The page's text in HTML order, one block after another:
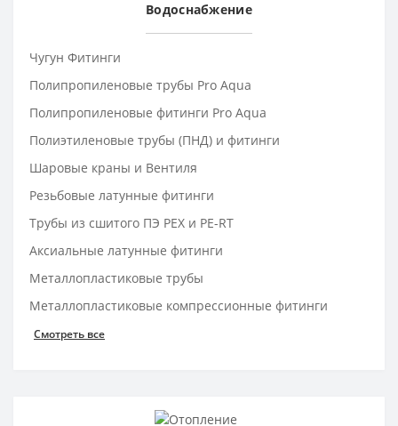
Водоснабжение
Чугун Фитинги
Полипропиленовые трубы Pro Aqua
Полипропиленовые фитинги Pro Aqua
Полиэтиленовые трубы (ПНД) и фитинги
Шаровые краны и Вентиля
Резьбовые латунные фитинги
Трубы из сшитого ПЭ PEX и PE-RT
Аксиальные латунные фитинги
Металлопластиковые трубы
Металлопластиковые компрессионные фитинги
Смотреть все